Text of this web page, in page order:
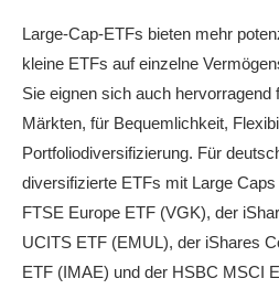
Large-Cap-ETFs bieten mehr
kleine ETFs auf einzelne
Sie eignen sich auch hervorragend
Märkten, für Bequemlichkeit,
Portfoliodiversifizierung. Für
diversifizierte ETFs mit Large
FTSE Europe ETF (VGK), der
UCITS ETF (EMUL), der iShares
ETF (IMAE) und der HSBC MSCI